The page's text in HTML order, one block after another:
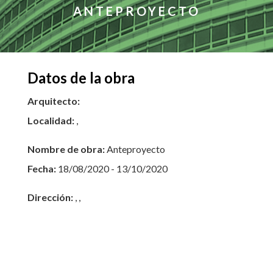
ANTEPROYECTO
Datos de la obra
Arquitecto:
Localidad: ,
Nombre de obra:Anteproyecto
Fecha: 18/08/2020 - 13/10/2020
Dirección: , ,